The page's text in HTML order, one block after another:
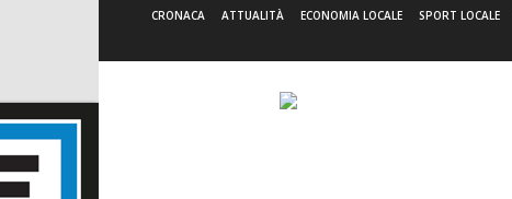
CRONACA ATTUALITÀ ECONOMIA LOCALE SPORT LOCALE